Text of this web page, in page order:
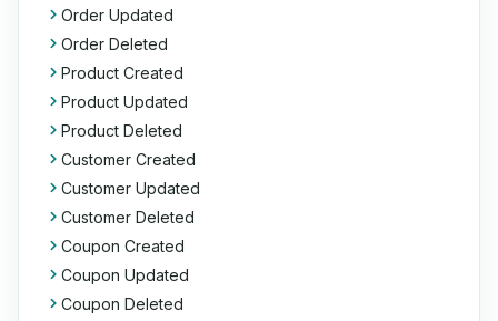
Order Updated
Order Deleted
Product Created
Product Updated
Product Deleted
Customer Created
Customer Updated
Customer Deleted
Coupon Created
Coupon Updated
Coupon Deleted